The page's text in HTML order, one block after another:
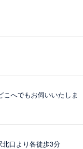
へでもお伺いいたしま
口より各徒歩3分